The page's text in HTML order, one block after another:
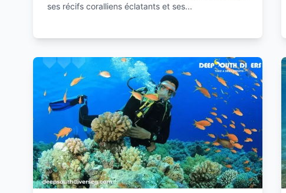
ses récifs coralliens éclatants et ses...